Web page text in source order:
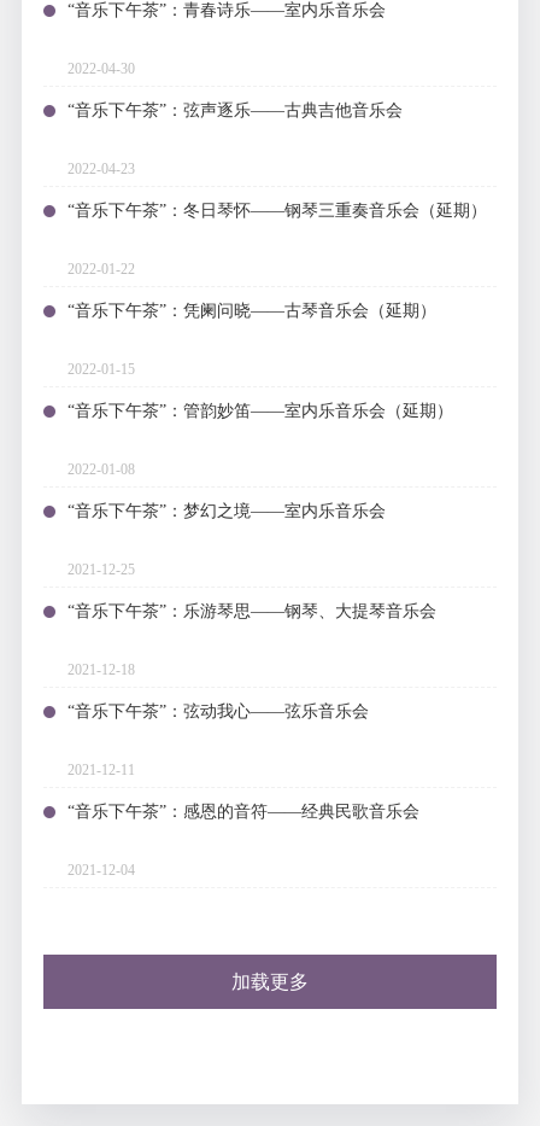
“音乐下午茶”：青春诗乐——室内乐音乐会
2022-04-30
“音乐下午茶”：弦声逐乐——古典吉他音乐会
2022-04-23
“音乐下午茶”：冬日琴怀——钢琴三重奏音乐会（延期）
2022-01-22
“音乐下午茶”：凭阑问晓——古琴音乐会（延期）
2022-01-15
“音乐下午茶”：管韵妙笛——室内乐音乐会（延期）
2022-01-08
“音乐下午茶”：梦幻之境——室内乐音乐会
2021-12-25
“音乐下午茶”：乐游琴思——钢琴、大提琴音乐会
2021-12-18
“音乐下午茶”：弦动我心——弦乐音乐会
2021-12-11
“音乐下午茶”：感恩的音符——经典民歌音乐会
2021-12-04
加载更多